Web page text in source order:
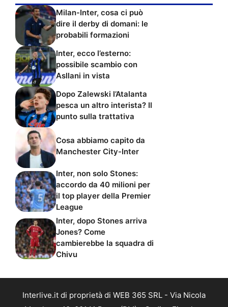
Milan-Inter, cosa ci può
dire il derby di domani: le
probabili formazioni
Inter, ecco l’esterno:
possibile scambio con
Asllani in vista
Dopo Zalewski l’Atalanta
pesca un altro interista? Il
punto sulla trattativa
Cosa abbiamo capito da
Manchester City-Inter
Inter, non solo Stones:
accordo da 40 milioni per
il top player della Premier
League
Inter, dopo Stones arriva
Jones? Come
cambierebbe la squadra di
Chivu
Interlive.it di proprietà di WEB 365 SRL - Via Nicola